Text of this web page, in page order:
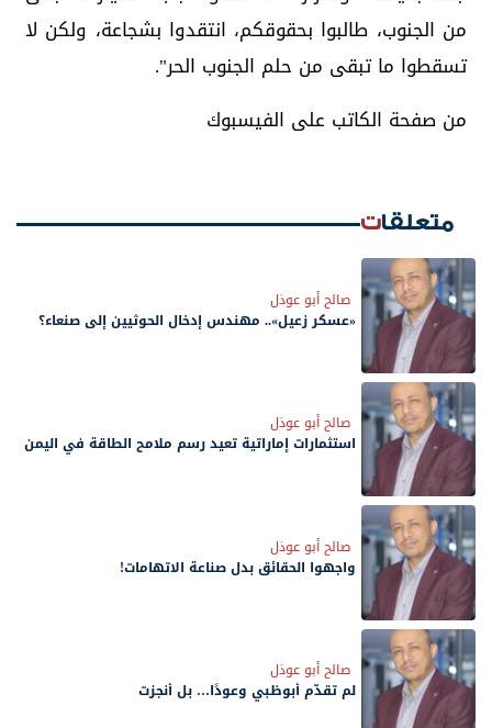
من الجنوب، طالبوا بحقوقكم، انتقدوا بشجاعة، ولكن لا
تسقطوا ما تبقى من حلم الجنوب الحر".
من صفحة الكاتب على الفيسبوك
متعلقات
صالح أبو عوذل
«عسكر زعيل».. مهندس إدخال الحوثيين إلى صنعاء؟
صالح أبو عوذل
استثمارات إماراتية تعيد رسم ملامح الطاقة في اليمن
صالح أبو عوذل
واجهوا الحقائق بدل صناعة الاتهامات!
صالح أبو عوذل
لم تقدّم أبوظبي وعودًا… بل أنجزت